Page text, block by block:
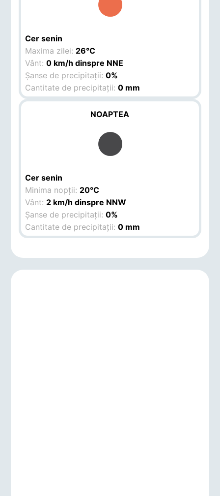
Cer senin
Maxima zilei: 26°C
Vânt:0 km/h dinspre NNE
Șanse de precipitații:0%
Cantitate de precipitații:0 mm
NOAPTEA
Cer senin
Minima nopții: 20°C
Vânt: 2 km/h dinspre NNW
Șanse de precipitații:0%
Cantitate de precipitații:0 mm